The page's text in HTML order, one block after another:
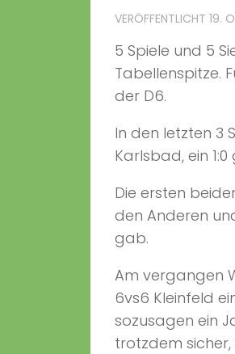
VERÖFFENTLICHT 19.
5 Spiele und 5
Tabellenspitze.
der D6.
In den letzten 3
Karlsbad, ein
Die ersten
den Anderen
gab.
Am vergangen
6vs6 Kleinfeld
sozusagen ein
trotzdem